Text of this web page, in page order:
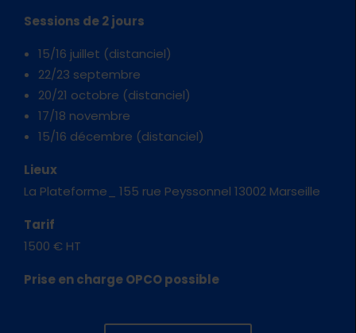
Sessions de 2 jours
15/16 juillet (distanciel)
22/23 septembre
20/21 octobre (distanciel)
17/18 novembre
15/16 décembre (distanciel)
Lieux
La Plateforme_ 155 rue Peyssonnel 13002 Marseille
Tarif
1500 € HT
Prise en charge OPCO possible